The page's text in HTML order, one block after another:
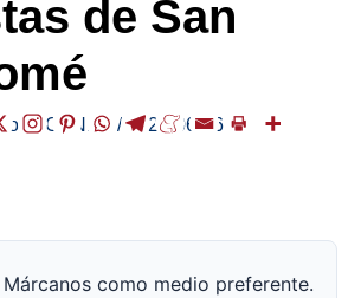
de San
/AGENDA /2026-06-16
Márcanos como medio preferente.